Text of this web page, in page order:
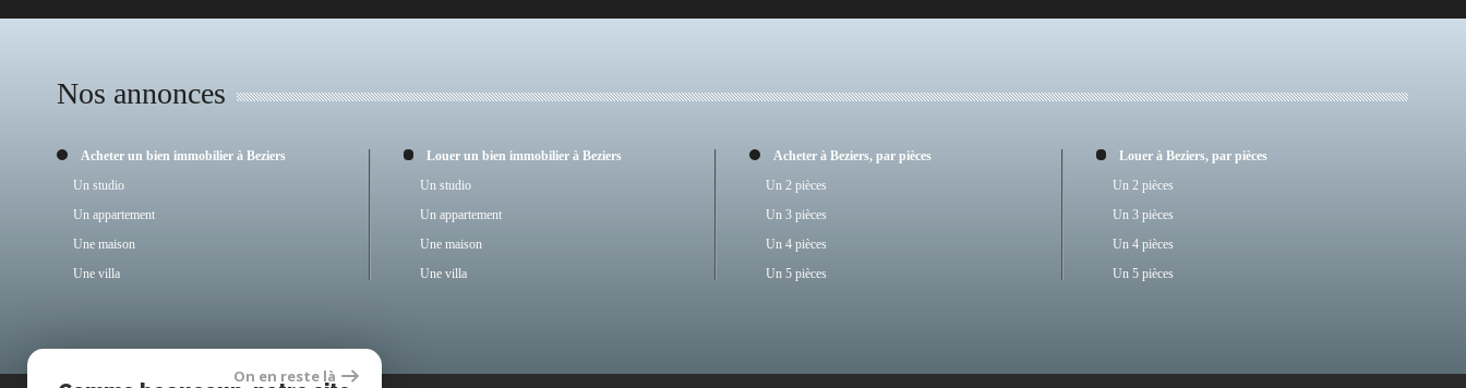
Nos annonces
Acheter un bien immobilier à Beziers
Un studio
Un appartement
Une maison
Une villa
Louer un bien immobilier à Beziers
Un studio
Un appartement
Une maison
Une villa
Acheter à Beziers, par pièces
Un 2 pièces
Un 3 pièces
Un 4 pièces
Un 5 pièces
Louer à Beziers, par pièces
Un 2 pièces
Un 3 pièces
Un 4 pièces
Un 5 pièces
On en reste là